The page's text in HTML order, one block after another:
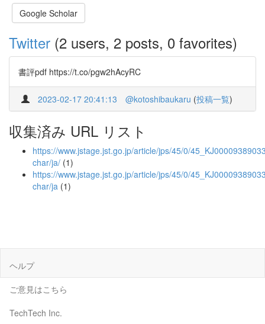
Google Scholar
Twitter (2 users, 2 posts, 0 favorites)
書評pdf https://t.co/pgw2hAcyRC
2023-02-17 20:41:13 @kotoshibaukaru (投稿一覧)
収集済み URL リスト
https://www.jstage.jst.go.jp/article/jps/45/0/
char/ja/ (1)
https://www.jstage.jst.go.jp/article/jps/45/0/
char/ja (1)
ヘルプ
ご意見はこちら
TechTech Inc.